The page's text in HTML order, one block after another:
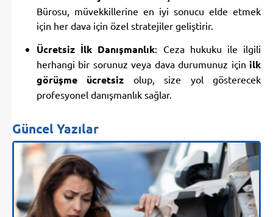
Bürosu, müvekkillerine en iyi sonucu elde etmek
için her dava için özel stratejiler geliştirir.
Ücretsiz İlk Danışmanlık: Ceza hukuku ile ilgili
herhangi bir sorunuz veya dava durumunuz için ilk
görüşme ücretsiz olup, size yol gösterecek
profesyonel danışmanlık sağlar.
Güncel Yazılar